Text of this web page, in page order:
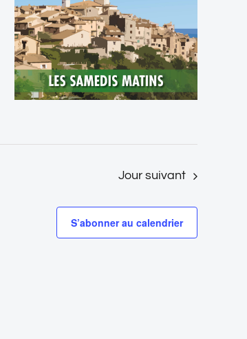
Jour suivant
S’abonner au calendrier